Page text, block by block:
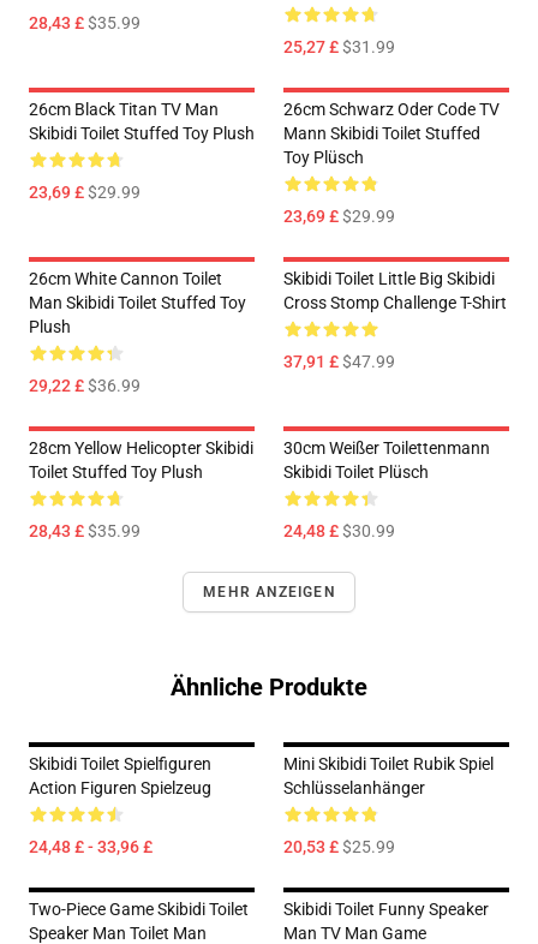
28,43 £$35.99
25,27 £$31.99
26cm Black Titan TV Man
Skibidi Toilet Stuffed Toy Plush
23,69 £$29.99
26cm Schwarz Oder Code TV
Mann Skibidi Toilet Stuffed
Toy Plüsch
23,69 £$29.99
26cm White Cannon Toilet
Man Skibidi Toilet Stuffed Toy
Plush
29,22 £$36.99
Skibidi Toilet Little Big Skibidi
Cross Stomp Challenge T-Shirt
37,91 £$47.99
28cm Yellow Helicopter Skibidi
Toilet Stuffed Toy Plush
28,43 £$35.99
30cm Weißer Toilettenmann
Skibidi Toilet Plüsch
24,48 £$30.99
MEHR ANZEIGEN
Ähnliche Produkte
Skibidi Toilet Spielfiguren
Action Figuren Spielzeug
24,48 £ - 33,96 £
Mini Skibidi Toilet Rubik Spiel
Schlüsselanhänger
20,53 £$25.99
Two-Piece Game Skibidi Toilet
Speaker Man Toilet Man
Skibidi Toilet Funny Speaker
Man TV Man Game